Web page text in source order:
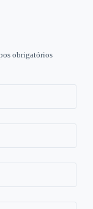
obrigatórios